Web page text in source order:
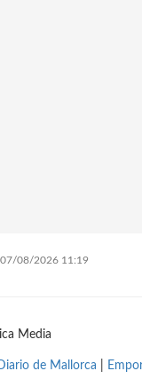
07/08/2026 11:19
Media
de Mallorca